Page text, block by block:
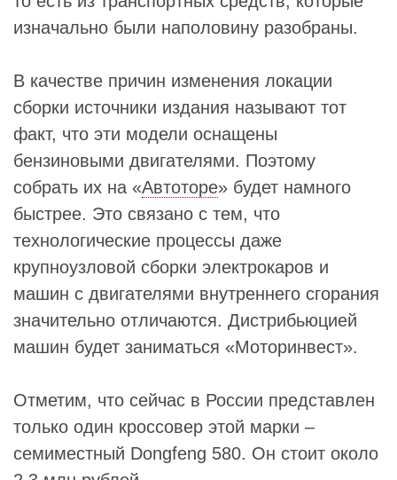
изначально были наполовину разобраны.
В качестве причин изменения локации
сборки источники издания называют тот
факт, что эти модели оснащены
бензиновыми двигателями. Поэтому
собрать их на «Автоторе» будет намного
быстрее. Это связано с тем, что
технологические процессы даже
крупноузловой сборки электрокаров и
машин с двигателями внутреннего сгорания
значительно отличаются. Дистрибьюцией
машин будет заниматься «Моторинвест».
Отметим, что сейчас в России представлен
только один кроссовер этой марки –
семиместный Dongfeng 580. Он стоит около